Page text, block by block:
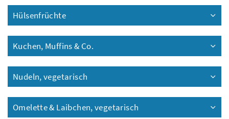
Hülsenfrüchte
Kuchen, Muffins & Co.
Nudeln, vegetarisch
Omelette & Laibchen, vegetarisch